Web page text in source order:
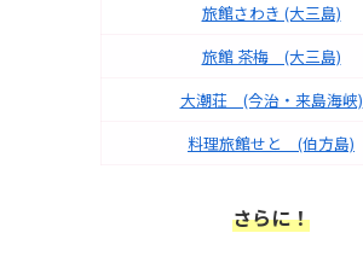
旅館さわき (大三島)
旅館 茶梅 (大三島)
大潮荘 (今治・来島海峡)
料理旅館せと (伯方島)
さらに！